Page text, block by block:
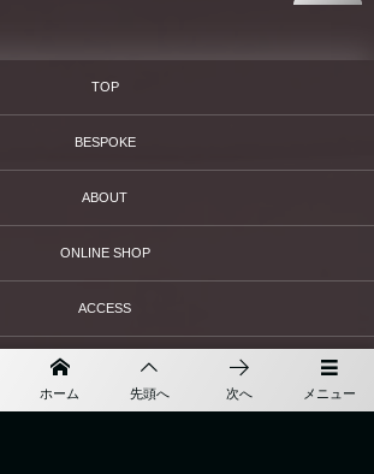
メニュー
ホーム 先頭へ 次へ
TOP
BESPOKE
ABOUT
ONLINE SHOP
ACCESS